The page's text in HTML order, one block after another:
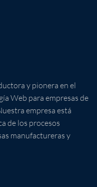
y pionera en el
Web para empresas de
empresa está
de los procesos
manufactureras y